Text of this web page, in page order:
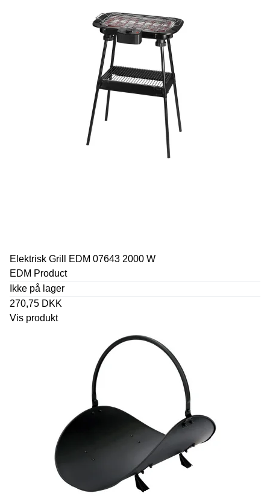
Elektrisk Grill EDM 07643 2000 W
EDM Product
Ikke på lager
270,75 DKK
Vis produkt